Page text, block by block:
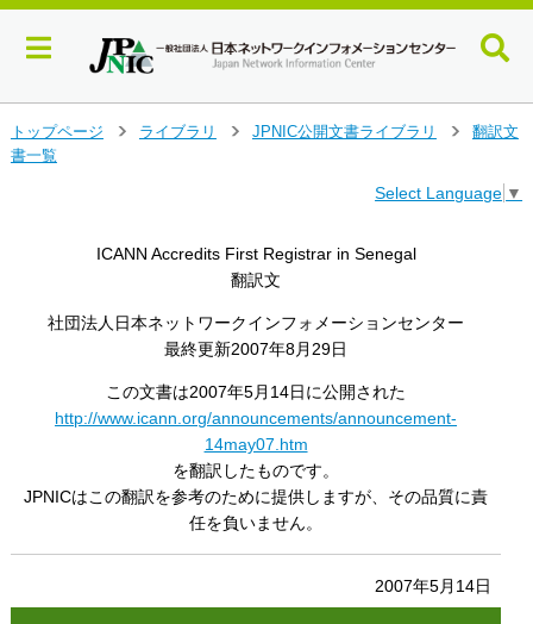
イ
トップページ
ライブラリ
JPNIC公開文書ライブラリ
翻訳文
書一覧
Select Language ▼
ICANN Accredits First Registrar in Senegal
翻訳文
社団法人日本ネットワークインフォメーションセンター
最終更新2007年8月29日
この文書は2007年5月14日に公開された
http://www.icann.org/announcements/announcement-
14may07.htm
を翻訳したものです。
JPNICはこの翻訳を参考のために提供しますが、その品質に責
任を負いません。
2007年5月14日